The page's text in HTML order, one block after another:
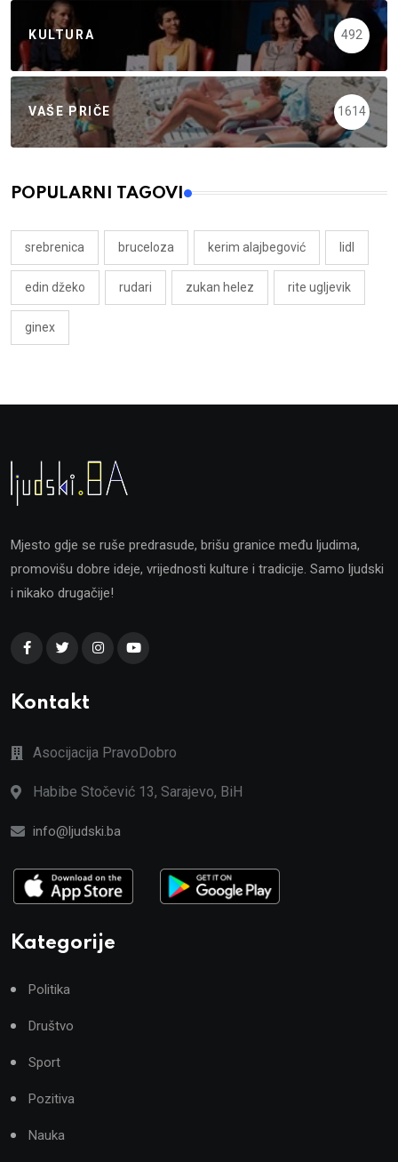
KULTURA 492
VAŠE PRIČE 1614
POPULARNI TAGOVI
srebrenica bruceloza kerim alajbegović lidl
edin džeko rudari zukan helez rite ugljevik
ginex
Mjesto gdje se ruše predrasude, brišu granice među ljudima,
promovišu dobre ideje, vrijednosti kulture i tradicije. Samo ljudski
i nikako drugačije!
Kontakt
Asocijacija PravoDobro
Habibe Stočević 13, Sarajevo, BiH
info@ljudski.ba
Kategorije
Politika
Društvo
Sport
Pozitiva
Nauka